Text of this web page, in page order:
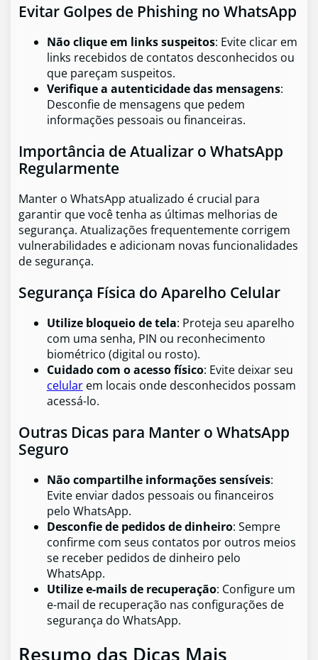
Evitar Golpes de Phishing no WhatsApp
Não clique em links suspeitos: Evite clicar em
links recebidos de contatos desconhecidos ou
que pareçam suspeitos.
Verifique a autenticidade das mensagens:
Desconfie de mensagens que pedem
informações pessoais ou financeiras.
Importância de Atualizar o WhatsApp
Regularmente
Manter o WhatsApp atualizado é crucial para
garantir que você tenha as últimas melhorias de
segurança. Atualizações frequentemente corrigem
vulnerabilidades e adicionam novas funcionalidades
de segurança.
Segurança Física do Aparelho Celular
Utilize bloqueio de tela: Proteja seu aparelho
com uma senha, PIN ou reconhecimento
biométrico (digital ou rosto).
Cuidado com o acesso físico: Evite deixar seu
celularem locais onde desconhecidos possam
acessá-lo.
Outras Dicas para Manter o WhatsApp
Seguro
Não compartilhe informações sensíveis:
Evite enviar dados pessoais ou financeiros
pelo WhatsApp.
Desconfie de pedidos de dinheiro: Sempre
confirme com seus contatos por outros meios
se receber pedidos de dinheiro pelo
WhatsApp.
Utilize e-mails de recuperação: Configure um
e-mail de recuperação nas configurações de
segurança do WhatsApp.
Resumo das Dicas Mais